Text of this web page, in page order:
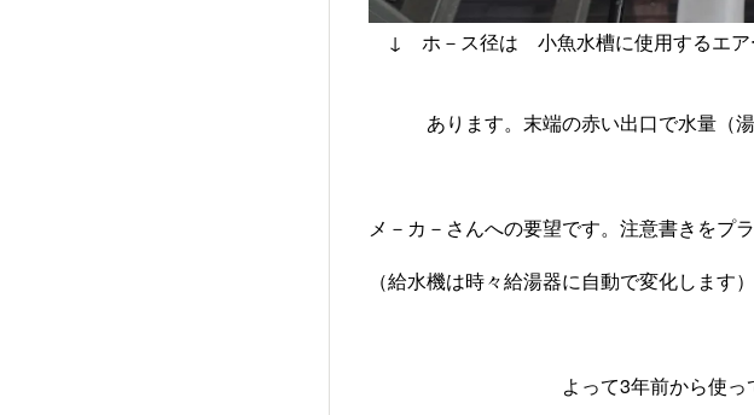
↓ ホ－ス径は 小魚水槽に使用するエア
あります。末端の赤い出口で水量（湯
メ－カ－さんへの要望です。注意書きをプ
（給水機は時々給湯器に自動で変化します
よって3年前から使ってま